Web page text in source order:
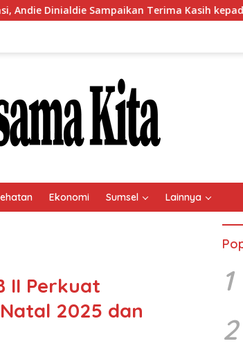
Terima Kasih kepada Seluruh Kader
Ekonomi Sumsel Lainnya
II Perkuat
2025 dan
1
2